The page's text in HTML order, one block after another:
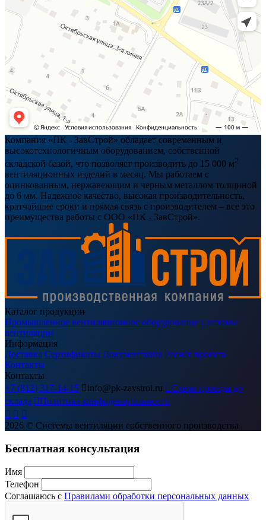
Компания «ПК - ЗавСтрой» обладает современным и
высокотехнологичным оборудованием, собственной
складской базой, что позволяет производить до 15 000 м2
вентиляционных изделий в месяц. Мы работаем с
оцинкованным, нержавеющим и черным металлом толщиной
до 6 мм. Надежное качество, высокая производительность,
кратчайшие сроки и прямая связь с производителем – все это
преимущества работы с ООО «ПК - ЗавСтрой».
Каталог продукции
Промышленное вентиляционное оборудование Системы
вентиляции
Информация
Доставка Сертификаты Документация Расчет проекта
Контакты
Контакты
+7 (812) 317-14-15  info@pk-zavstroi.ru Схема проезда до
склада Политика конфиденциальности
  
2026 © Системы вентиляции собственного производства
Бесплатная консультация
Имя
Телефон
Соглашаюсь с Правилами обработки персональных данных